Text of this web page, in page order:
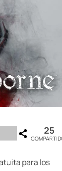
25
para los